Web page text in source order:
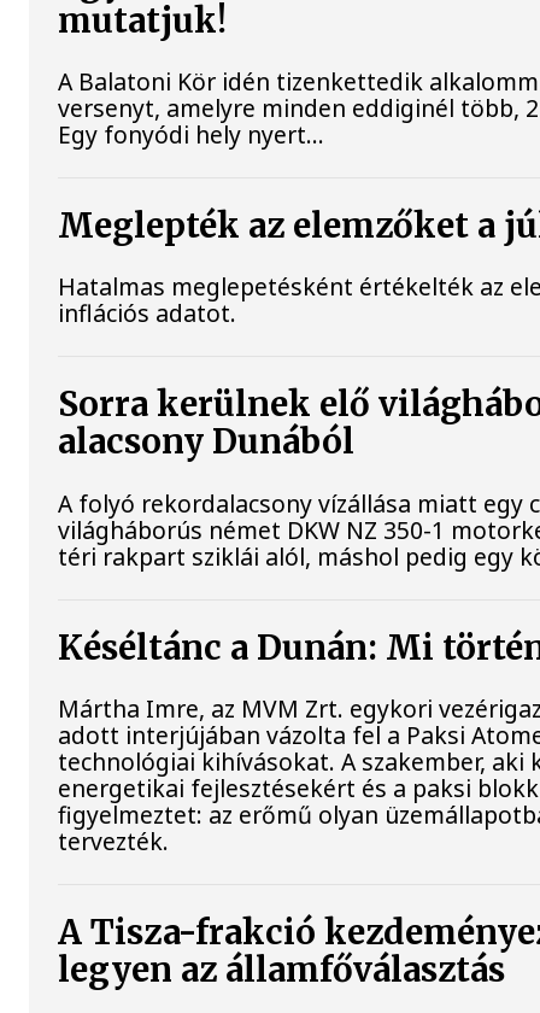
mutatjuk!
A Balatoni Kör idén tizenkettedik
versenyt, amelyre minden eddiginél több,
Egy fonyódi hely nyert...
Meglepték az elemzőket a
Hatalmas meglepetésként értékelték az
inflációs adatot.
Sorra kerülnek elő
alacsony Dunából
A folyó rekordalacsony vízállása miatt egy
világháborús német DKW NZ 350-1
téri rakpart sziklái alól, máshol pedig egy
Késéltánc a Dunán: Mi
Mártha Imre, az MVM Zrt. egykori
adott interjújában vázolta fel a Paksi
technológiai kihívásokat. A szakember,
energetikai fejlesztésekért és a paksi
figyelmeztet: az erőmű olyan
tervezték.
A Tisza-frakció
legyen az államfőválasztás